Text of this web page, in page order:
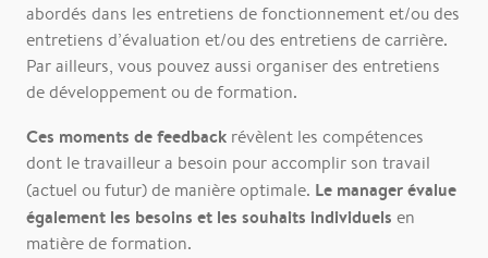
abordés dans les entretiens de fonctionnement et/ou des
entretiens d’évaluation et/ou des entretiens de carrière.
Par ailleurs, vous pouvez aussi organiser des entretiens
de développement ou de formation.
Ces moments de feedback révèlent les compétences
dont le travailleur a besoin pour accomplir son travail
(actuel ou futur) de manière optimale. Le manager évalue
également les besoins et les souhaits individuels en
matière de formation.